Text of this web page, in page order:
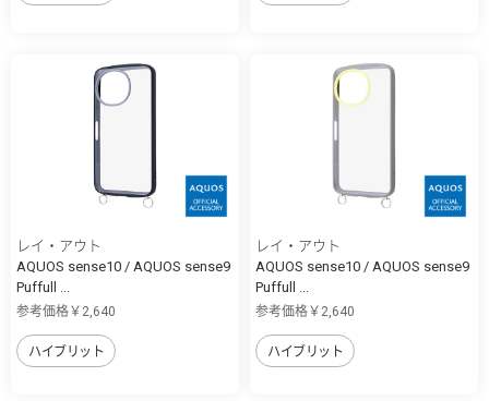
レイ・アウト
AQUOS sense10 / AQUOS sense9
Puffull ...
参考価格￥2,640
ハイブリット
レイ・アウト
AQUOS sense10 / AQUOS sense9
Puffull ...
参考価格￥2,640
ハイブリット